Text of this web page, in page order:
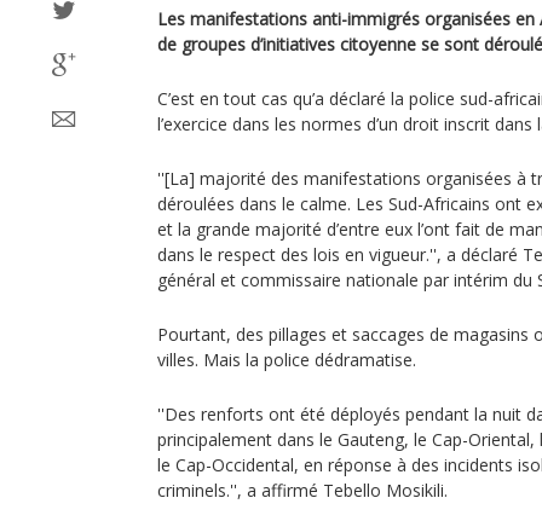
Les manifestations anti-immigrés organisées en
de groupes d’initiatives citoyenne se sont
C’est en tout cas qu’a déclaré la police sud-
l’exercice dans les normes d’un droit inscrit
''[La] majorité des manifestations organisées à
déroulées dans le calme. Les Sud-Africains ont
et la grande majorité d’entre eux l’ont fait de
dans le respect des lois en vigueur.'', a déclaré
général et commissaire nationale par intérim du
Pourtant, des pillages et saccages de magasins
villes. Mais la police dédramatise.
''Des renforts ont été déployés pendant la nuit
principalement dans le Gauteng, le Cap-Oriental,
le Cap-Occidental, en réponse à des incidents
criminels.'', a affirmé Tebello Mosikili.